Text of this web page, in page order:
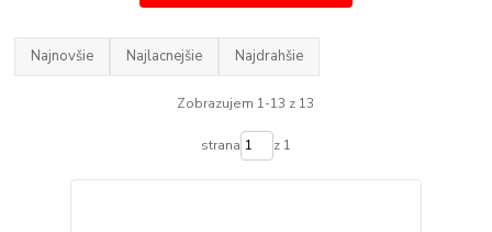
Najnovšie Najlacnejšie Najdrahšie
Zobrazujem 1-13 z 13
strana z 1